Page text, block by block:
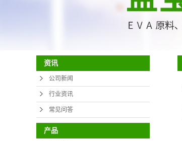
资讯
公司新闻
行业资讯
常见问答
产品